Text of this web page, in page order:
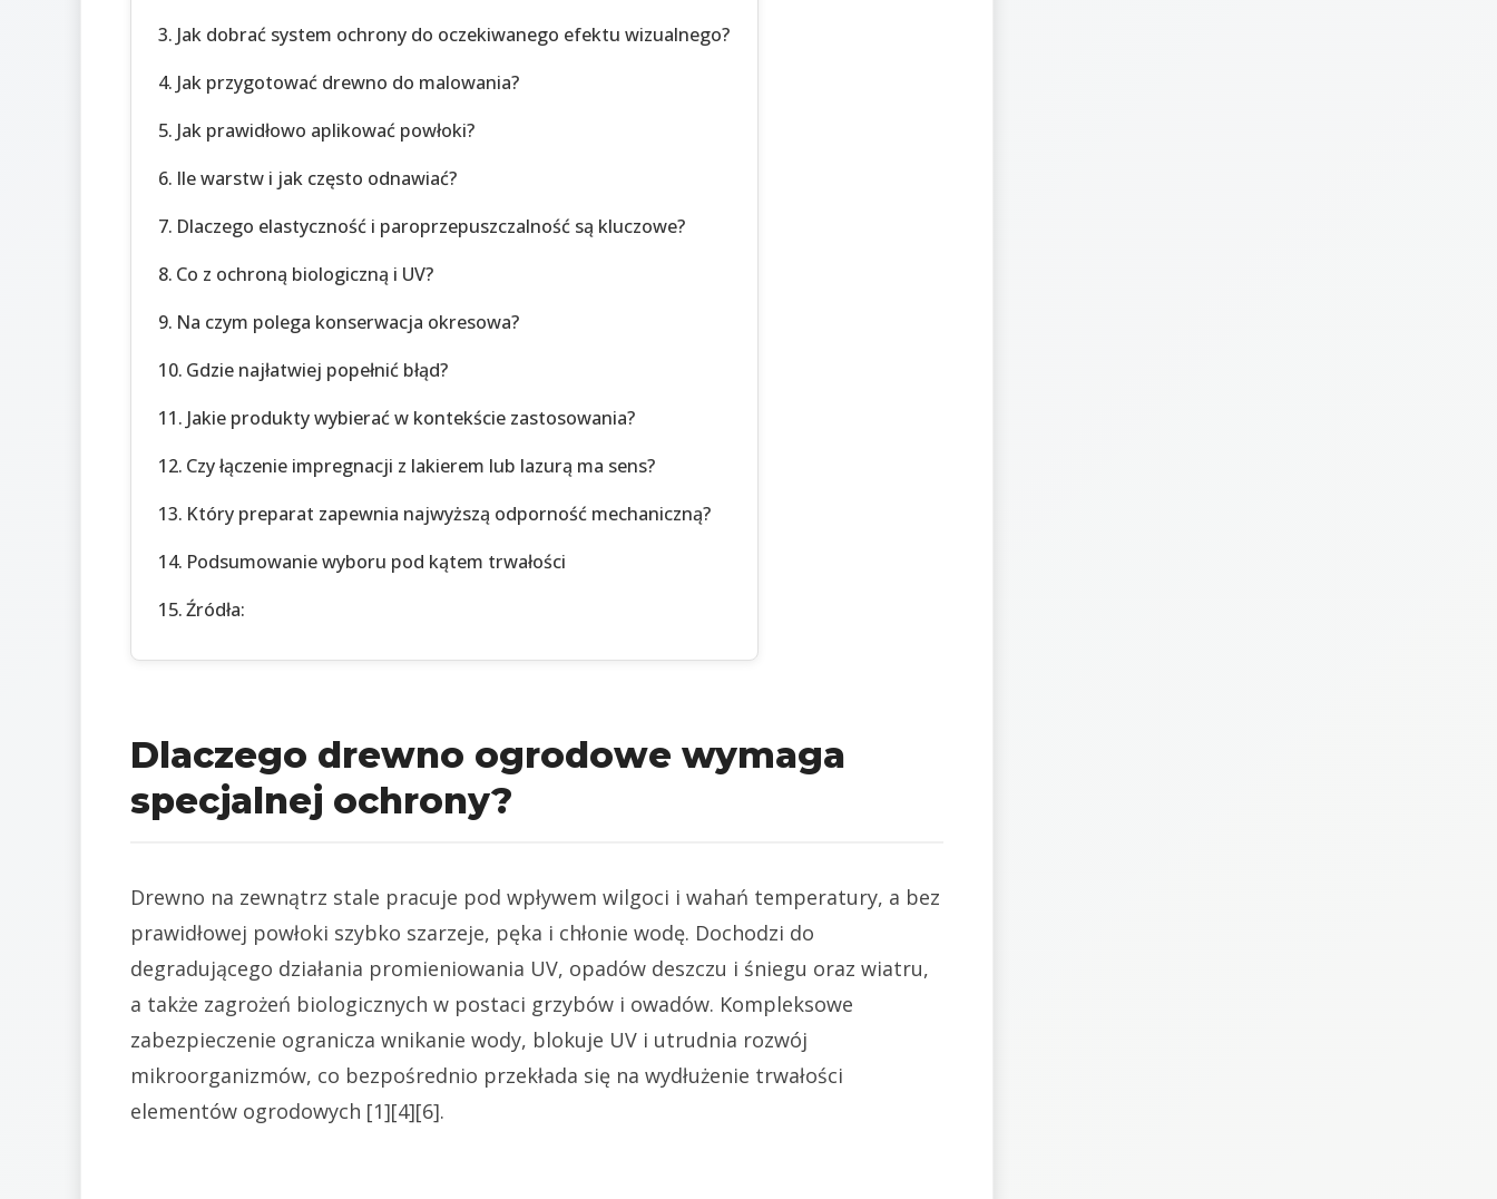
Jak dobrać system ochrony do oczekiwanego efektu wizualnego?
Jak przygotować drewno do malowania?
Jak prawidłowo aplikować powłoki?
Ile warstw i jak często odnawiać?
Dlaczego elastyczność i paroprzepuszczalność są kluczowe?
Co z ochroną biologiczną i UV?
Na czym polega konserwacja okresowa?
Gdzie najłatwiej popełnić błąd?
Jakie produkty wybierać w kontekście zastosowania?
Czy łączenie impregnacji z lakierem lub lazurą ma sens?
Który preparat zapewnia najwyższą odporność mechaniczną?
Podsumowanie wyboru pod kątem trwałości
Źródła:
Dlaczego drewno ogrodowe wymaga
specjalnej ochrony?
Drewno na zewnątrz stale pracuje pod wpływem wilgoci i wahań temperatury, a bez
prawidłowej powłoki szybko szarzeje, pęka i chłonie wodę. Dochodzi do
degradującego działania promieniowania UV, opadów deszczu i śniegu oraz wiatru,
a także zagrożeń biologicznych w postaci grzybów i owadów. Kompleksowe
zabezpieczenie ogranicza wnikanie wody, blokuje UV i utrudnia rozwój
mikroorganizmów, co bezpośrednio przekłada się na wydłużenie trwałości
elementów ogrodowych [1][4][6].